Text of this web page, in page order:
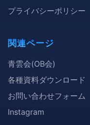
プライバシーポリシー
関連ページ
青雲会(OB会)
各種資料ダウンロード
お問い合わせフォーム
Instagram